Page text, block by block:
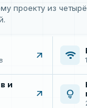
проекту из
arrow_outward wifi
и
arrow_outward lightbulb